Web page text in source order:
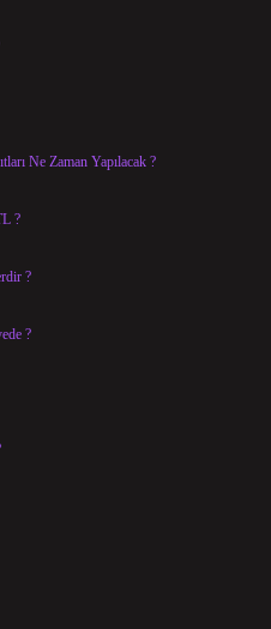
Ne Zaman Yapılacak ?
?
?
?